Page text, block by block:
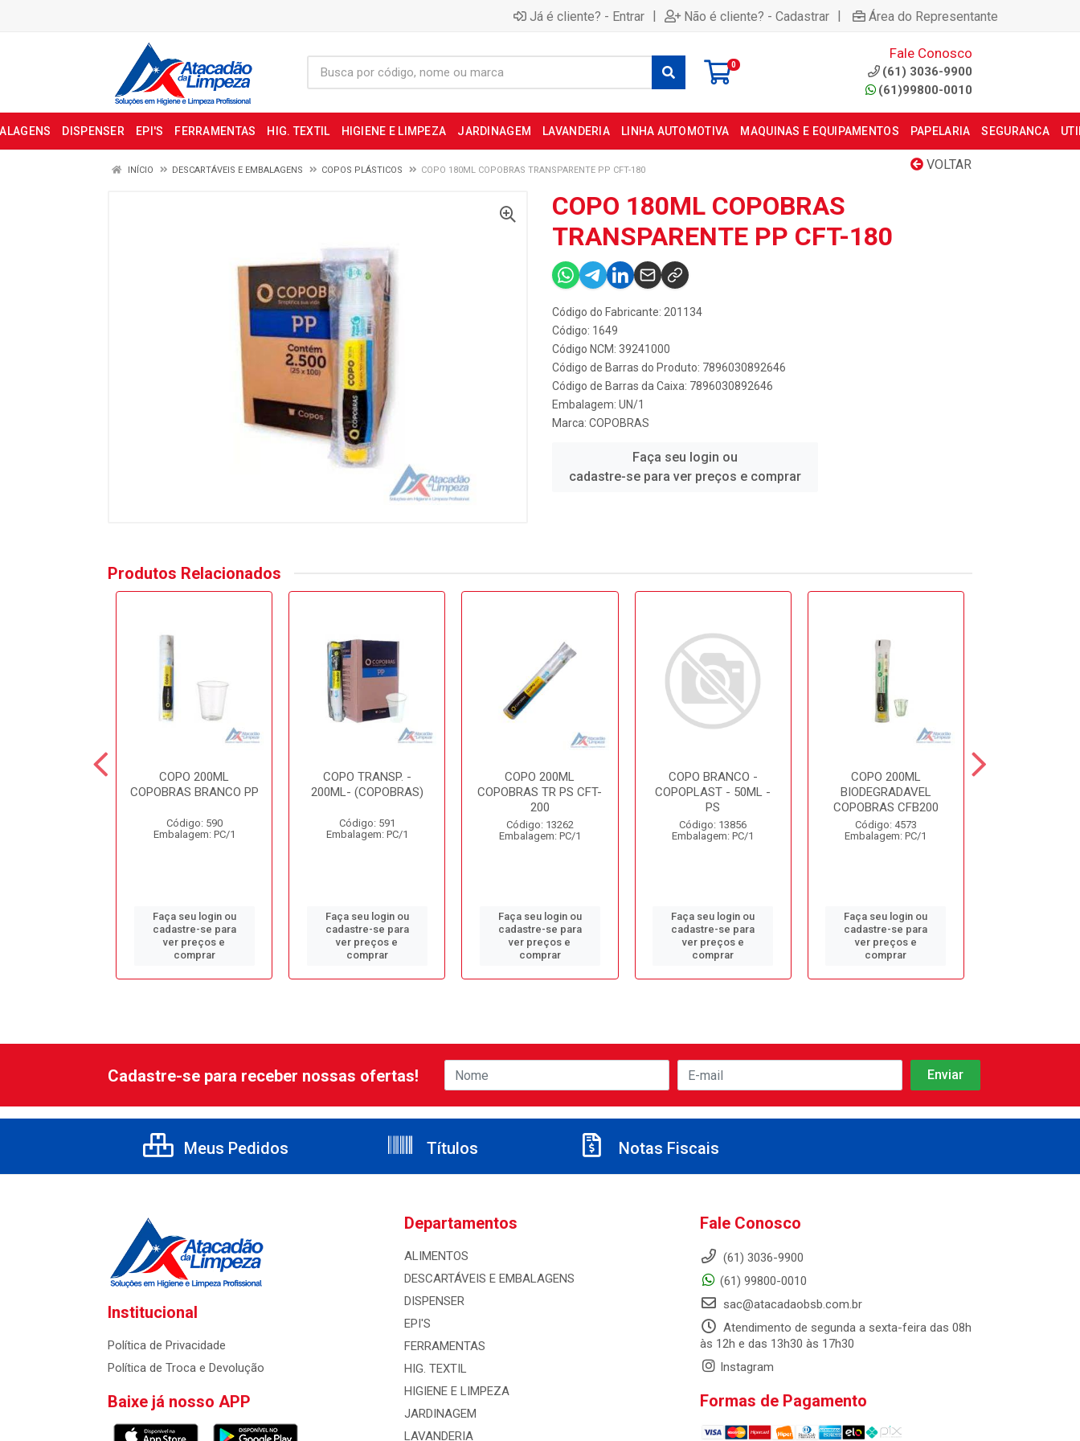
Já é cliente? - Entrar | Não é cliente? - Cadastrar | Área do Representante
0
Fale Conosco
(61) 3036-9900
(61)99800-0010
DISPENSER EPI'S FERRAMENTAS HIG. TEXTIL HIGIENE E LIMPEZA JARDINAGEM LAVANDERIA LINHA AUTOMOTIVA MAQUINAS E EQUIPAMENTOS PAPELARIA SEGURANCA
VOLTAR
INÍCIO DESCARTÁVEIS E EMBALAGENS COPOS PLÁSTICOS COPO 180ML COPOBRAS TRANSPARENTE PP CFT-180
COPO 180ML COPOBRAS
TRANSPARENTE PP CFT-180
Código do Fabricante: 201134
Código: 1649
Código NCM: 39241000
Código de Barras do Produto: 7896030892646
Código de Barras da Caixa: 7896030892646
Embalagem: UN/1
Marca: COPOBRAS
Faça seu login ou
cadastre-se para ver preços e comprar
Produtos Relacionados
COPO 200ML
COPOBRAS BRANCO PP
Código: 590
Embalagem: PC/1
Faça seu login ou
cadastre-se para
ver preços e
comprar
COPO TRANSP. -
200ML- (COPOBRAS)
Código: 591
Embalagem: PC/1
Faça seu login ou
cadastre-se para
ver preços e
comprar
COPO 200ML
COPOBRAS TR PS CFT-
200
Código: 13262
Embalagem: PC/1
Faça seu login ou
cadastre-se para
ver preços e
comprar
COPO BRANCO -
COPOPLAST - 50ML -
PS
Código: 13856
Embalagem: PC/1
Faça seu login ou
cadastre-se para
ver preços e
comprar
COPO 200ML
BIODEGRADAVEL
COPOBRAS CFB200
Código: 4573
Embalagem: PC/1
Faça seu login ou
cadastre-se para
ver preços e
comprar
Cadastre-se para receber nossas ofertas!
Meus Pedidos Títulos Notas Fiscais
Institucional
Política de Privacidade
Política de Troca e Devolução
Baixe já nosso APP
Departamentos
ALIMENTOS
DESCARTÁVEIS E EMBALAGENS
DISPENSER
EPI'S
FERRAMENTAS
HIG. TEXTIL
HIGIENE E LIMPEZA
JARDINAGEM
LAVANDERIA
Fale Conosco
(61) 3036-9900
(61) 99800-0010
sac@atacadaobsb.com.br
Atendimento de segunda a sexta-feira das 08h
às 12h e das 13h30 às 17h30
Instagram
Formas de Pagamento